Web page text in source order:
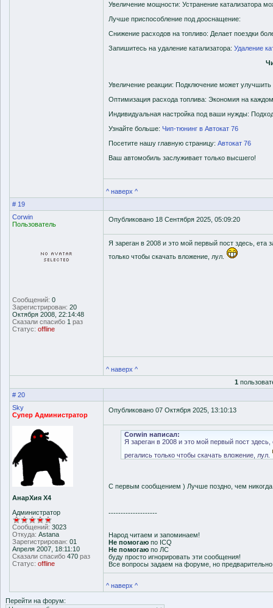
Увеличение мощности: Устранение катализатора
Лучше приспособление под дооснащение:
Снижение расходов на топливо: Делает поездки
Запишитесь на удаление катализатора: Удаление
Увеличение реакции: Подключение может улучшить
Оптимизация расхода топлива: Экономия на
Индивидуальная настройка под ваши нужды:
Узнайте больше: Чип-тюнинг в Автокат 76
Посетите нашу главную страницу: Автокат 76
Ваш автомобиль заслуживает только высшего!
^ наверх ^
# 19
Corwin
Пользователь
Сообщений: 0
Зарегистрирован: 20
Октября 2008, 22:14:48
Сказали спасибо 1 раз
Статус: offline
Опубликовано 18 Сентября 2025, 05:09:20
Я зареган в 2008 и это мой первый пост здесь,
только чтобы скачать вложение, лул.
^ наверх ^
1
# 20
Sky
Супер Администратор
АнарХия Х4
Администратор
Сообщений: 3023
Откуда: Astana
Зарегистрирован: 01
Апреля 2007, 18:11:10
Сказали спасибо 470 раз
Статус: offline
Опубликовано 07 Октября 2025, 13:10:13
Corwin написал:
Я зареган в 2008 и это мой первый пост
регались только чтобы скачать вложение, лул.
С первым сообщением ) Лучше поздно, чем
--------------------
Народ читаем и запоминаем!
Не помогаю по ICQ
Не помогаю по ЛС
буду просто игнорировать эти сообщения!
Все вопросы задаем на форуме, но
^ наверх ^
Перейти на форум: